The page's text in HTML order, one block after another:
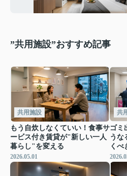
”共用施設”おすすめ記事
共用施設
もう自炊しなくていい！食事サ
ービス付き賃貸が"新しい一人
暮らし"を変える
2026.05.01
共
ゴミ
うな
くべ